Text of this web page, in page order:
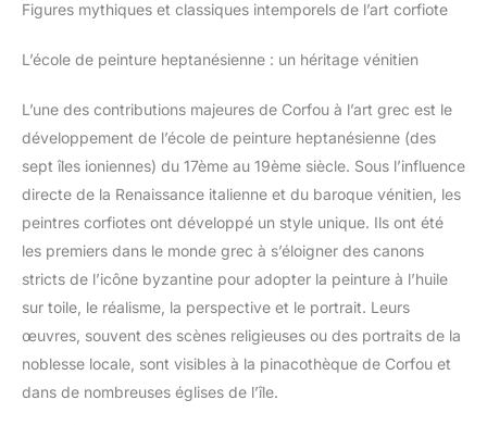
Figures mythiques et classiques intemporels de l’art corfiote
L’école de peinture heptanésienne : un héritage vénitien
L’une des contributions majeures de Corfou à l’art grec est le
développement de l’école de peinture heptanésienne (des
sept îles ioniennes) du 17ème au 19ème siècle. Sous l’influence
directe de la Renaissance italienne et du baroque vénitien, les
peintres corfiotes ont développé un style unique. Ils ont été
les premiers dans le monde grec à s’éloigner des canons
stricts de l’icône byzantine pour adopter la peinture à l’huile
sur toile, le réalisme, la perspective et le portrait. Leurs
œuvres, souvent des scènes religieuses ou des portraits de la
noblesse locale, sont visibles à la pinacothèque de Corfou et
dans de nombreuses églises de l’île.